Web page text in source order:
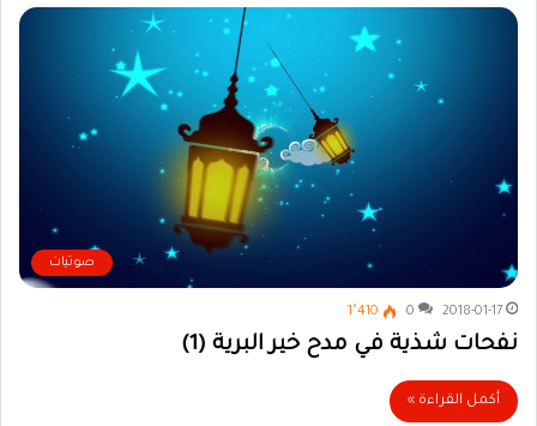
صوتيات
2018-01-17
0 1٬410
نفحات شذية في مدح خير البرية (1)
أكمل القراءة »